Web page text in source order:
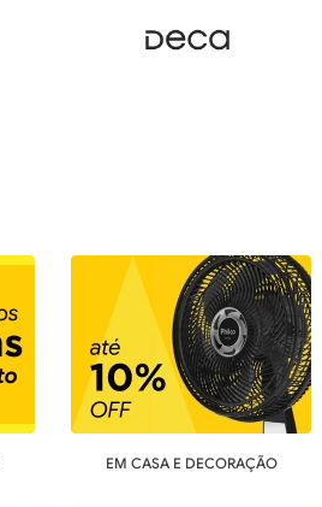
EM CASA E DECORAÇÃO